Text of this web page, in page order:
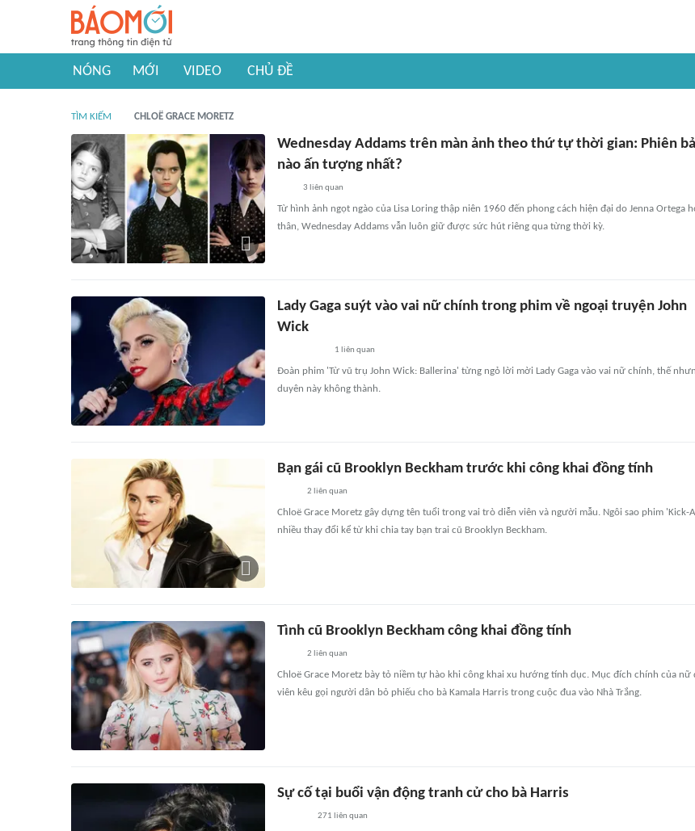
NÓNG MỚI VIDEO CHỦ ĐỀ
TÌM KIẾM CHLOË GRACE MORETZ
Wednesday Addams trên màn ảnh theo thứ tự thời gian: Phiên
nào ấn tượng nhất?
3 liên quan
Từ hình ảnh ngọt ngào của Lisa Loring thập niên 1960 đến phong cách hiện đại do Jenna Ortega
thân, Wednesday Addams vẫn luôn giữ được sức hút riêng qua từng thời kỳ.
Lady Gaga suýt vào vai nữ chính trong phim về ngoại truyện John
Wick
1 liên quan
Đoàn phim 'Từ vũ trụ John Wick: Ballerina' từng ngỏ lời mời Lady Gaga vào vai nữ chính, thế
duyên này không thành.
Bạn gái cũ Brooklyn Beckham trước khi công khai đồng tính
2 liên quan
Chloë Grace Moretz gây dựng tên tuổi trong vai trò diễn viên và người mẫu. Ngôi sao phim 'Kick-
nhiều thay đổi kể từ khi chia tay bạn trai cũ Brooklyn Beckham.
Tình cũ Brooklyn Beckham công khai đồng tính
2 liên quan
Chloë Grace Moretz bày tỏ niềm tự hào khi công khai xu hướng tính dục. Mục đích chính của nữ
viên kêu gọi người dân bỏ phiếu cho bà Kamala Harris trong cuộc đua vào Nhà Trắng.
Sự cố tại buổi vận động tranh cử cho bà Harris
271 liên quan